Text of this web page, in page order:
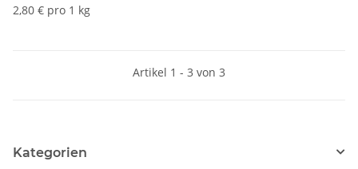
2,80 € pro 1 kg
Artikel 1 - 3 von 3
Kategorien